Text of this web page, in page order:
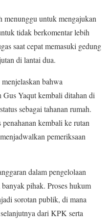
menunggu untuk mengajukan
tidak berkomentar lebih
saat cepat memasuki gedung
di lantai dua.
bahwa
Gus Yaqut kembali ditahan di
sebagai tahanan rumah.
kembali ke rutan
pemeriksaan
dalam pengelolaan
pihak. Proses hukum
sorotan publik, di mana
dari KPK serta